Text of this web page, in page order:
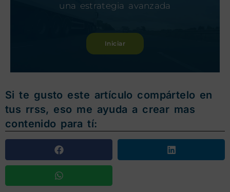
una estrategia avanzada
Iniciar
Si te gusto este artículo compártelo en
tus rrss, eso me ayuda a crear mas
contenido para tí: